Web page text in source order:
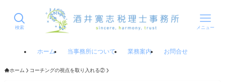
検索 メニュー
ホーム 当事務所について 業務案内 お問合せ
ホーム コーチングの視点を取り入れる②